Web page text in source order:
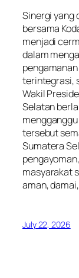
Sinergi yang
bersama
menjadi
dalam
terintegrasi,
Wakil
Selatan
tersebut
Sumatera
masyarakat
aman,
July 22, 2026